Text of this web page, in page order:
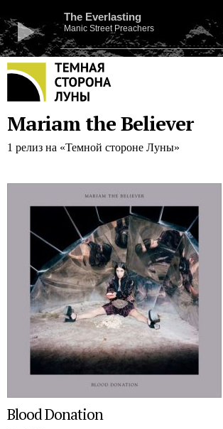
The Everlasting
Manic Street Preachers
Mariam the Believer
1 релиз на «Темной стороне Луны»
Blood Donation